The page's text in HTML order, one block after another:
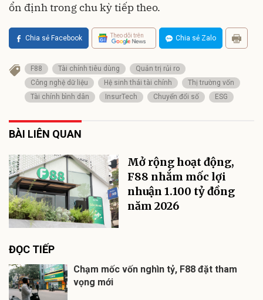
ổn định trong chu kỳ tiếp theo.
Chia sẻ Facebook Theo dõi trên Chia sẻ Zalo
F88 Tài chính tiêu dùng
Quản trị rủi ro
Công nghệ dữ liệu
Hệ sinh thái tài chính
Thị trường vốn
Tài chính bình dân
InsurTech Chuyển đổi số ESG
BÀI LIÊN QUAN
Mở rộng hoạt động,
F88 nhắm mốc lợi
nhuận 1.100 tỷ đồng
năm 2026
ĐỌC TIẾP
Chạm mốc vốn nghìn tỷ, F88 đặt tham
vọng mới